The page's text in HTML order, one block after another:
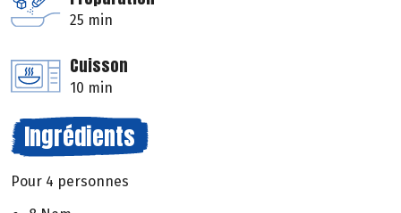
25 min
Cuisson
10 min
Ingrédients
Pour 4 personnes